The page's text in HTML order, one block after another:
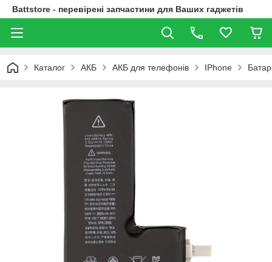
Battstore - перевірені запчастини для Ваших гаджетів
Каталог АКБ АКБ для телефонів IPhone